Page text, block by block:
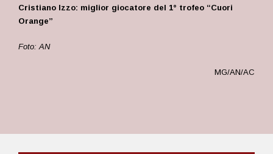
Cristiano Izzo: miglior giocatore del 1° trofeo “Cuori
Orange”
Foto: AN
MG/AN/AC